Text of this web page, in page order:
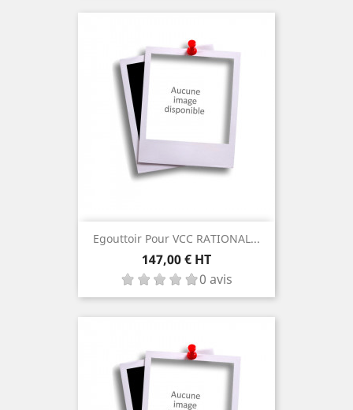
Egouttoir Pour VCC RATIONAL...
Prix
147,00 € HT
0 avis